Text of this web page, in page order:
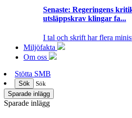
Senaste: Regeringens
utsläppskrav klingar fa...
I tal och skrift har flera
Miljöfakta
Om oss
Stötta SMB
Sök
Sök
Sparade inlägg
Sparade inlägg